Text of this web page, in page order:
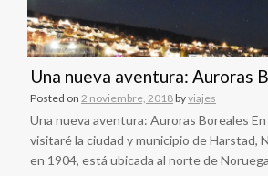
Una nueva aventura: Auroras
Posted on 2 noviembre, 2018byviajes
Una nueva aventura: Auroras Boreales
visitaré la ciudad y municipio de Harstad,
en 1904, está ubicada al norte de